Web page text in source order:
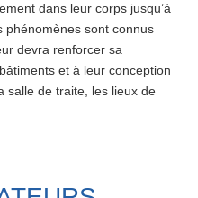
dans leur corps jusqu’à
phénomènes sont connus
devra renforcer sa
et à leur conception
salle de traite, les lieux de